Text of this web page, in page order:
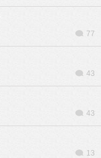
77
43
43
13